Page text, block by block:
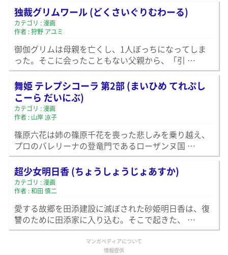
独裁グリムワール (どくさいぐりむわーる)
カテゴリ : 漫画
作者 : 狩野 アユミ
御伽グリムは母親を亡くし、1人ぼっちになってしま
った。そこに会ったこともない父親から、「引 …
舞姫 テレプシコーラ 第2部 (まいひめ てれぷし
こーら だいにぶ)
カテゴリ : 漫画
作者 : 山岸 凉子
篠原六花は姉の篠原千花を喪った悲しみを乗り越え、
プロのバレリーナの登竜門であるローザンヌ国 …
超少女明日香 (ちょうしょうじょあすか)
カテゴリ : 漫画
作者 : 和田 慎二
愛する故郷を田添建設に滅ぼされた砂姫明日香は、復
讐のために田添家に入り込む。そこで起きた、 …
マンガペディアについて
情報提供